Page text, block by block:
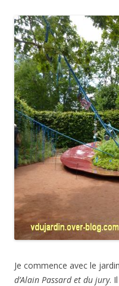
Je commence avec le
d’Alain Passard et du jury.